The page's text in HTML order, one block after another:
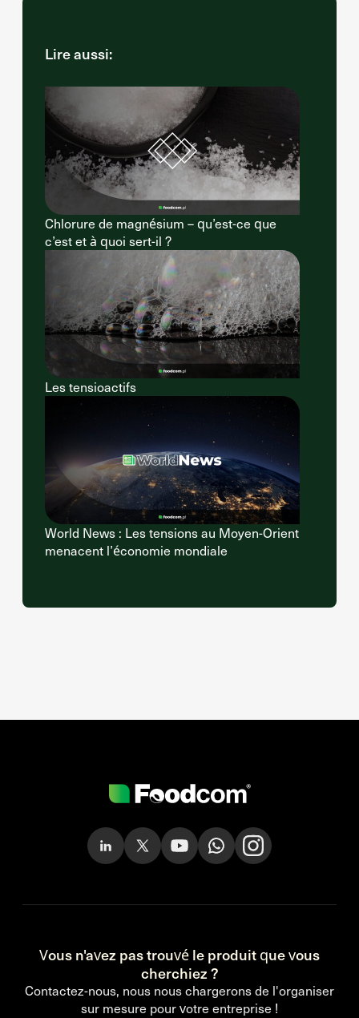
Lire aussi:
Chlorure de magnésium – qu’est-ce que
c’est et à quoi sert-il ?
Les tensioactifs
World News : Les tensions au Moyen-Orient
menacent l’économie mondiale
Vous n'avez pas trouvé le produit que vous
cherchiez ?
Contactez-nous, nous nous chargerons de l'organiser
sur mesure pour votre entreprise !